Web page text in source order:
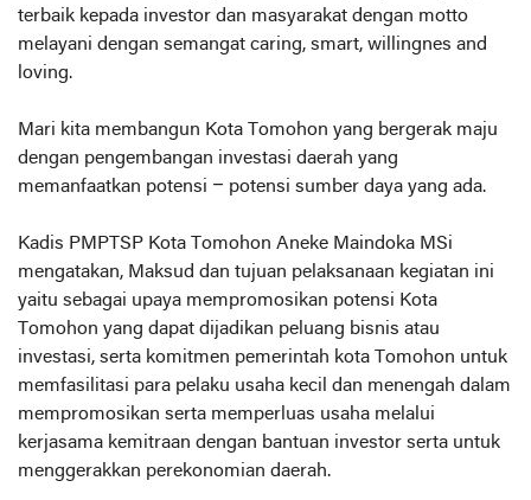
terbaik kepada investor dan masyarakat dengan motto
melayani dengan semangat caring, smart, willingnes and
loving.
Mari kita membangun Kota Tomohon yang bergerak maju
dengan pengembangan investasi daerah yang
memanfaatkan potensi – potensi sumber daya yang ada.
Kadis PMPTSP Kota Tomohon Aneke Maindoka MSi
mengatakan, Maksud dan tujuan pelaksanaan kegiatan ini
yaitu sebagai upaya mempromosikan potensi Kota
Tomohon yang dapat dijadikan peluang bisnis atau
investasi, serta komitmen pemerintah kota Tomohon untuk
memfasilitasi para pelaku usaha kecil dan menengah dalam
mempromosikan serta memperluas usaha melalui
kerjasama kemitraan dengan bantuan investor serta untuk
menggerakkan perekonomian daerah.